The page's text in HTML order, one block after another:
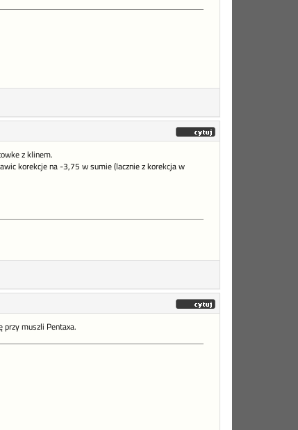
z klinem.
korekcje na -3,75 w sumie (lacznie z korekcja w
przy muszli Pentaxa.